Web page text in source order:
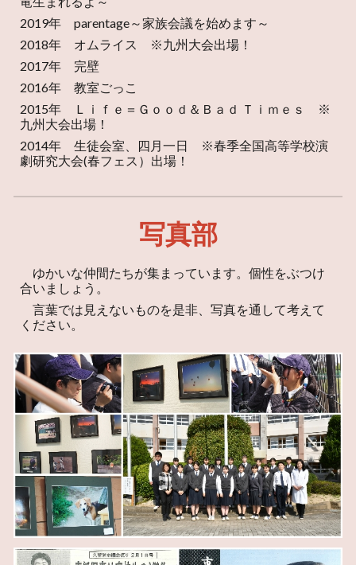
2019年 parentage～家族会議を始めます～
2018年 オムライス ※九州大会出場！
2017年 完壁
2016年 教室ごっこ
2015年 Ｌｉｆｅ＝Ｇｏｏｄ＆Ｂａｄ Ｔｉｍｅｓ ※
九州大会出場！
2014年 生徒会室、四月一日 ※春季全国高等学校演
劇研究大会(春フェス）出場！
写真部
ゆかいな仲間たちが集まっています。個性をぶつけ
合いましょう。
言葉では見えないものを是非、写真を通して考えて
ください。